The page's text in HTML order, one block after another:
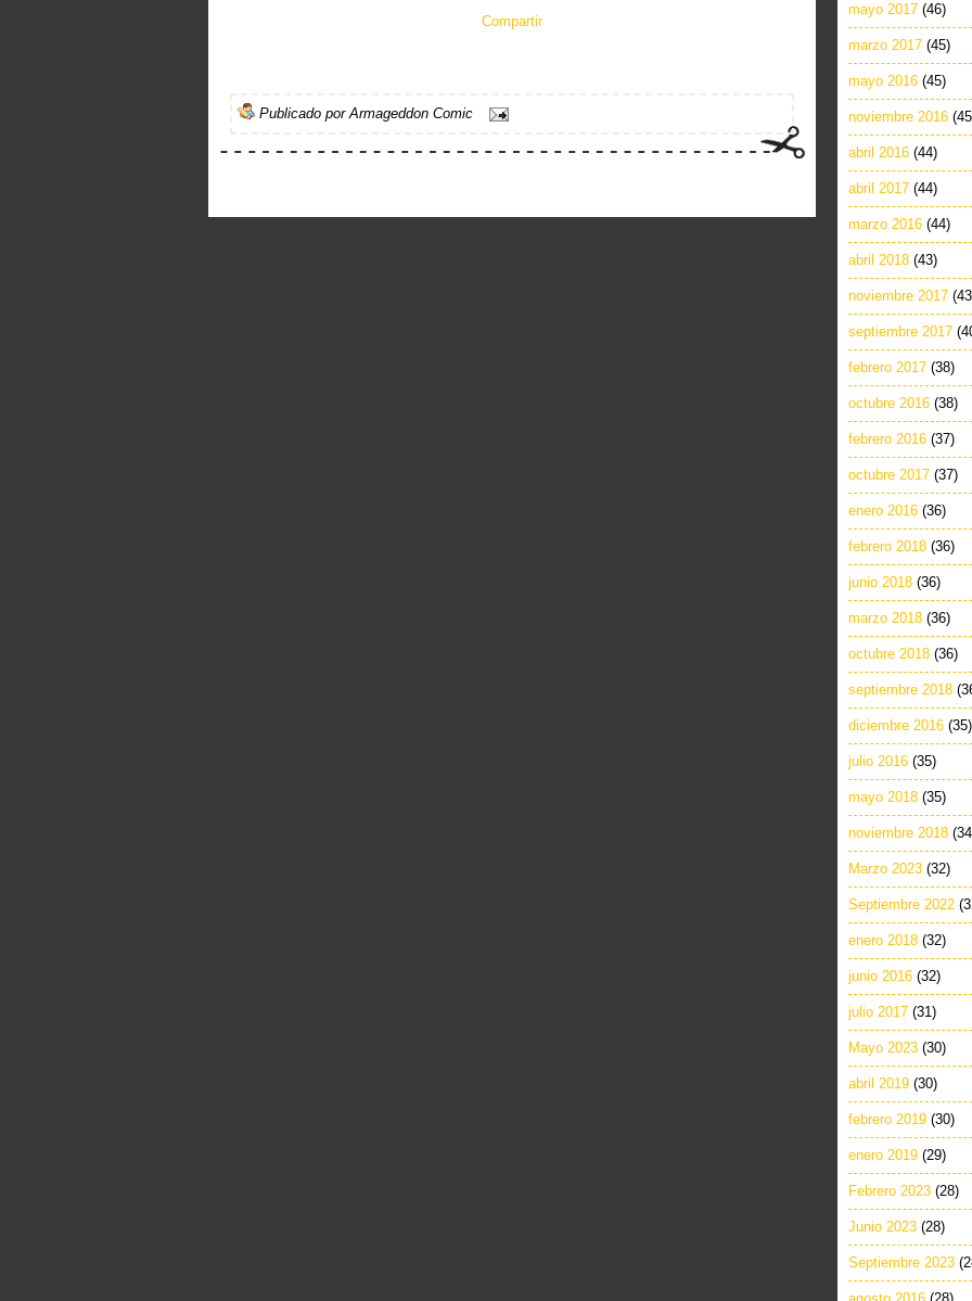
Compartir
Publicado porArmageddon Comic
mayo 2017 (46)
marzo 2017 (45)
mayo 2016 (45)
noviembre 2016
abril 2016 (44)
abril 2017 (44)
marzo 2016 (44)
abril 2018 (43)
noviembre 2017
septiembre 2017
febrero 2017 (38)
octubre 2016 (38)
febrero 2016 (37)
octubre 2017 (37)
enero 2016 (36)
febrero 2018 (36)
junio 2018 (36)
marzo 2018 (36)
octubre 2018 (36)
septiembre 2018
diciembre 2016 (35)
julio 2016 (35)
mayo 2018 (35)
noviembre 2018
Marzo 2023 (32)
Septiembre 2022
enero 2018 (32)
junio 2016 (32)
julio 2017 (31)
Mayo 2023 (30)
abril 2019 (30)
febrero 2019 (30)
enero 2019 (29)
Febrero 2023 (28)
Junio 2023 (28)
Septiembre 2023